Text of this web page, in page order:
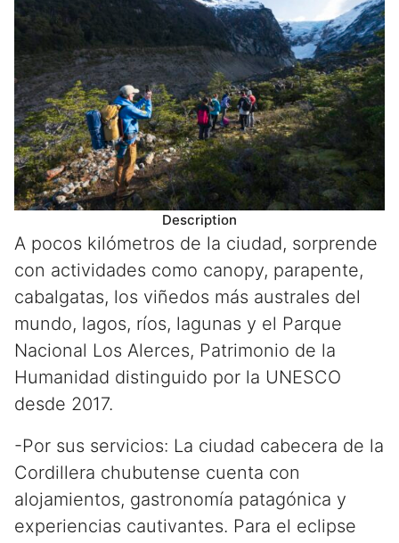
Description
A pocos kilómetros de la ciudad, sorprende
con actividades como canopy, parapente,
cabalgatas, los viñedos más australes del
mundo, lagos, ríos, lagunas y el Parque
Nacional Los Alerces, Patrimonio de la
Humanidad distinguido por la UNESCO
desde 2017.
-Por sus servicios: La ciudad cabecera de la
Cordillera chubutense cuenta con
alojamientos, gastronomía patagónica y
experiencias cautivantes. Para el eclipse